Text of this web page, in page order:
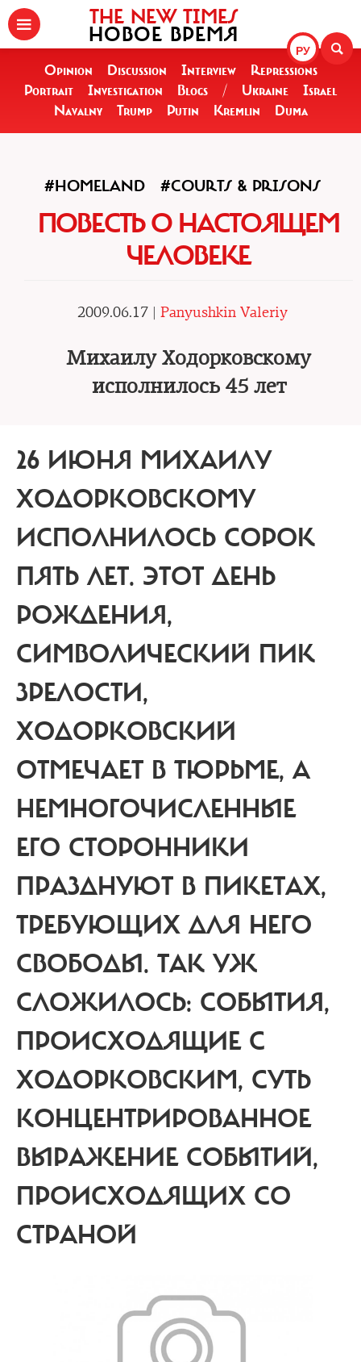
РУ
THE NEW TIMES
НОВОЕ ВРЕМЯ
Opinion Discussion Interview
Repressions
Portrait
Investigation Blogs / Ukraine
Israel
Navalny
Trump Putin Kremlin Duma
#HOMELAND #COURTS & PRISONS
ПОВЕСТЬ О НАСТОЯЩЕМ
ЧЕЛОВЕКЕ
2009.06.17 | Panyushkin Valeriy
Михаилу Ходорковскому
исполнилось 45 лет
26 ИЮНЯ МИХАИЛУ
ХОДОРКОВСКОМУ
ИСПОЛНИЛОСЬ СОРОК
ПЯТЬ ЛЕТ. ЭТОТ ДЕНЬ
РОЖДЕНИЯ,
СИМВОЛИЧЕСКИЙ ПИК
ЗРЕЛОСТИ,
ХОДОРКОВСКИЙ
ОТМЕЧАЕТ В ТЮРЬМЕ, А
НЕМНОГОЧИСЛЕННЫЕ
ЕГО СТОРОННИКИ
ПРАЗДНУЮТ В ПИКЕТАХ,
ТРЕБУЮЩИХ ДЛЯ НЕГО
СВОБОДЫ. ТАК УЖ
СЛОЖИЛОСЬ: СОБЫТИЯ,
ПРОИСХОДЯЩИЕ С
ХОДОРКОВСКИМ, СУТЬ
КОНЦЕНТРИРОВАННОЕ
ВЫРАЖЕНИЕ СОБЫТИЙ,
ПРОИСХОДЯЩИХ СО
СТРАНОЙ